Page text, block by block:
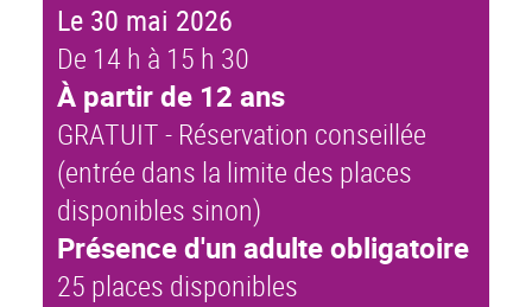
Le 30 mai 2026
De 14 h à 15 h 30
À partir de 12 ans
GRATUIT - Réservation conseillée
(entrée dans la limite des places
disponibles sinon)
Présence d'un adulte obligatoire
25 places disponibles